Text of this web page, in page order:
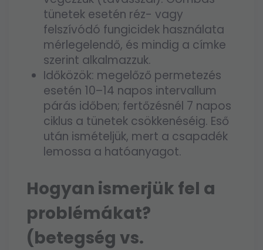
tünetek esetén réz- vagy
felszívódó fungicidek használata
mérlegelendő, és mindig a címke
szerint alkalmazzuk.
Időközök: megelőző permetezés
esetén 10–14 napos intervallum
párás időben; fertőzésnél 7 napos
ciklus a tünetek csökkenéséig. Eső
után ismételjük, mert a csapadék
lemossa a hatóanyagot.
Hogyan ismerjük fel a
problémákat?
(betegség vs.